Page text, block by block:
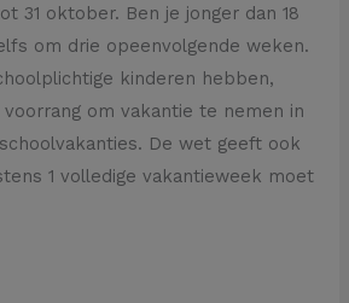
31 oktober. Ben je jonger dan 18
om drie opeenvolgende weken.
kinderen hebben,
om vakantie te nemen in
De wet geeft ook
1 volledige vakantieweek moet